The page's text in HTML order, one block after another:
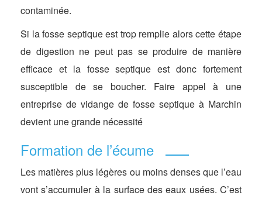
contaminée.
Si la fosse septique est trop remplie alors cette étape
de digestion ne peut pas se produire de manière
efficace et la fosse septique est donc fortement
susceptible de se boucher. Faire appel à une
entreprise de vidange de fosse septique à Marchin
devient une grande nécessité
Formation de l’écume
Les matières plus légères ou moins denses que l’eau
vont s’accumuler à la surface des eaux usées. C’est